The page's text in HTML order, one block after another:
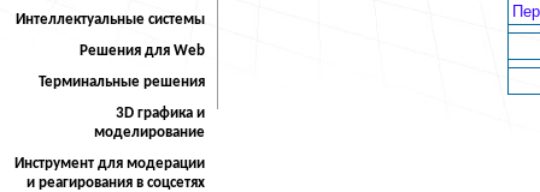
Интеллектуальные системы
Решения для Web
Терминальные решения
3D графика и
моделирование
Инструмент для модерации
и реагирования в соцсетях